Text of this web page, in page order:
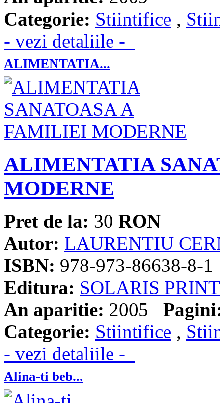
Categorie: Stiintifice ,
- vezi detaliile -
ALIMENTATIA...
ALIMENTATIA
MODERNE
Pret de la: 30 RON
Autor: LAURENTIU
ISBN: 978-973-86638-8-1
Editura: SOLARIS PRINT
An aparitie: 2005
Categorie: Stiintifice ,
- vezi detaliile -
Alina-ti beb...